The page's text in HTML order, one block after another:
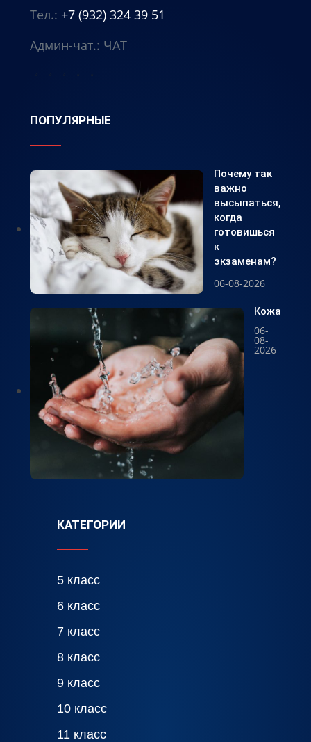
Тел.: +7 (932) 324 39 51
Админ-чат.: ЧАТ
ПОПУЛЯРНЫЕ
Почему так
важно
высыпаться,
когда
готовишься
к
экзаменам?
06-08-2026
Кожа
06-
08-
2026
КАТЕГОРИИ
5 класс
6 класс
7 класс
8 класс
9 класс
10 класс
11 класс